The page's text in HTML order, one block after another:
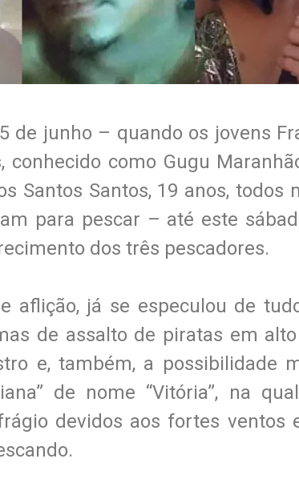
de junho – quando os jovens
conhecido como Gugu
Santos Santos, 19 anos, todos
para pescar – até este
dos três pescadores.
aflição, já se especulou de
de assalto de piratas em
e, também, a possibilidade
de nome “Vitória”, na
devidos aos fortes ventos